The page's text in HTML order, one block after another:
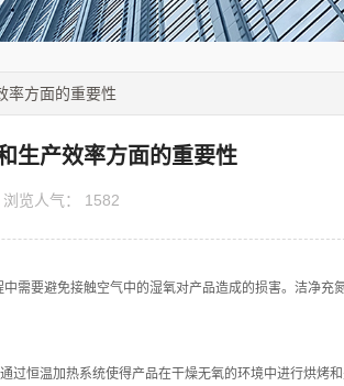
率方面的重要性
生产效率方面的重要性
浏览人气： 1582
要避免接触空气中的湿氧对产品造成的损害。洁净充
恒温加热系统使得产品在干燥无氧的环境中进行烘烤